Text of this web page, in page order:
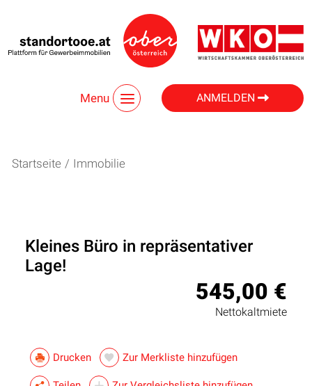
Menu ANMELDEN
Startseite / Immobilie
Kleines Büro in repräsentativer
Lage!
545,00 €
Nettokaltmiete
Drucken Zur Merkliste hinzufügen